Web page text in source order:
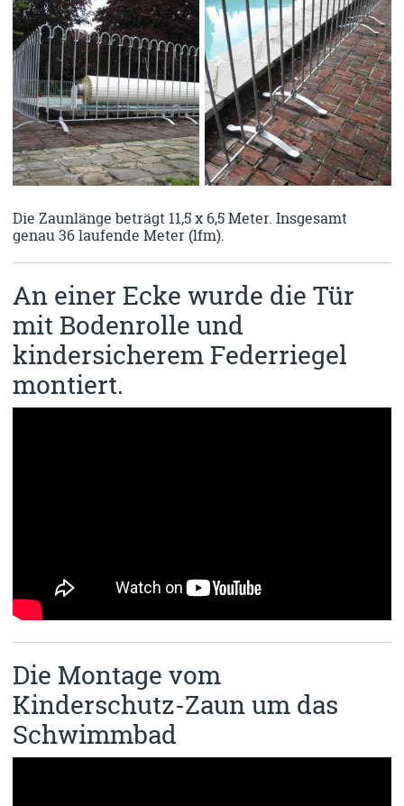
Die Zaunlänge beträgt 11,5 x 6,5 Meter. Insgesamt
genau 36 laufende Meter (lfm).
An einer Ecke wurde die Tür
mit Bodenrolle und
kindersicherem Federriegel
montiert.
Die Montage vom
Kinderschutz-Zaun um das
Schwimmbad